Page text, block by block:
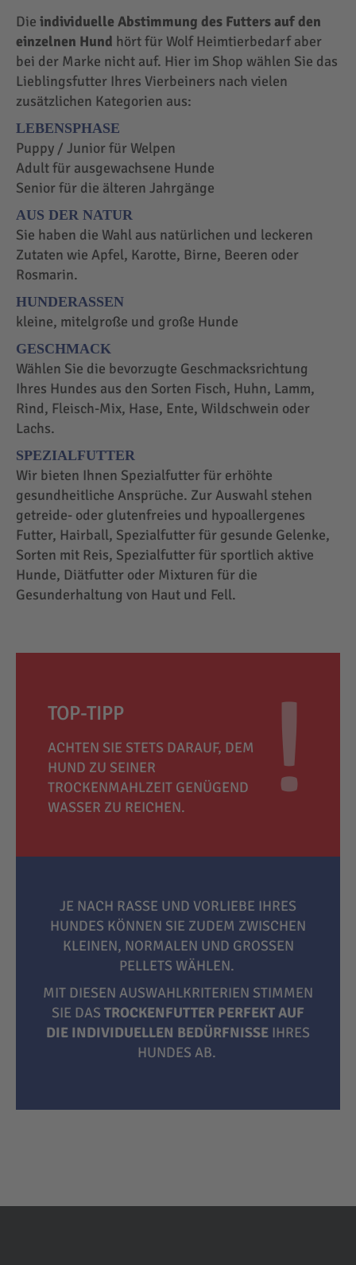
Die individuelle Abstimmung des Futters auf den
einzelnen Hund hört für Wolf Heimtierbedarf aber
bei der Marke nicht auf. Hier im Shop wählen Sie das
Lieblingsfutter Ihres Vierbeiners nach vielen
zusätzlichen Kategorien aus:
LEBENSPHASE
Puppy / Junior für Welpen
Adult für ausgewachsene Hunde
Senior für die älteren Jahrgänge
AUS DER NATUR
Sie haben die Wahl aus natürlichen und leckeren
Zutaten wie Apfel, Karotte, Birne, Beeren oder
Rosmarin.
HUNDERASSEN
kleine, mitelgroße und große Hunde
GESCHMACK
Wählen Sie die bevorzugte Geschmacksrichtung
Ihres Hundes aus den Sorten Fisch, Huhn, Lamm,
Rind, Fleisch-Mix, Hase, Ente, Wildschwein oder
Lachs.
SPEZIALFUTTER
Wir bieten Ihnen Spezialfutter für erhöhte
gesundheitliche Ansprüche. Zur Auswahl stehen
getreide- oder glutenfreies und hypoallergenes
Futter, Hairball, Spezialfutter für gesunde Gelenke,
Sorten mit Reis, Spezialfutter für sportlich aktive
Hunde, Diätfutter oder Mixturen für die
Gesunderhaltung von Haut und Fell.
TOP-TIPP
ACHTEN SIE STETS DARAUF, DEM
HUND ZU SEINER
TROCKENMAHLZEIT GENÜGEND
WASSER ZU REICHEN.
JE NACH RASSE UND VORLIEBE IHRES
HUNDES KÖNNEN SIE ZUDEM ZWISCHEN
KLEINEN, NORMALEN UND GROSSEN P
ELLETS WÄHLEN.
MIT DIESEN AUSWAHLKRITERIEN STIMMEN
SIE DAS TROCKENFUTTER PERFEKT AUF
DIE INDIVIDUELLEN BEDÜRFNISSE IHRES
HUNDES AB.